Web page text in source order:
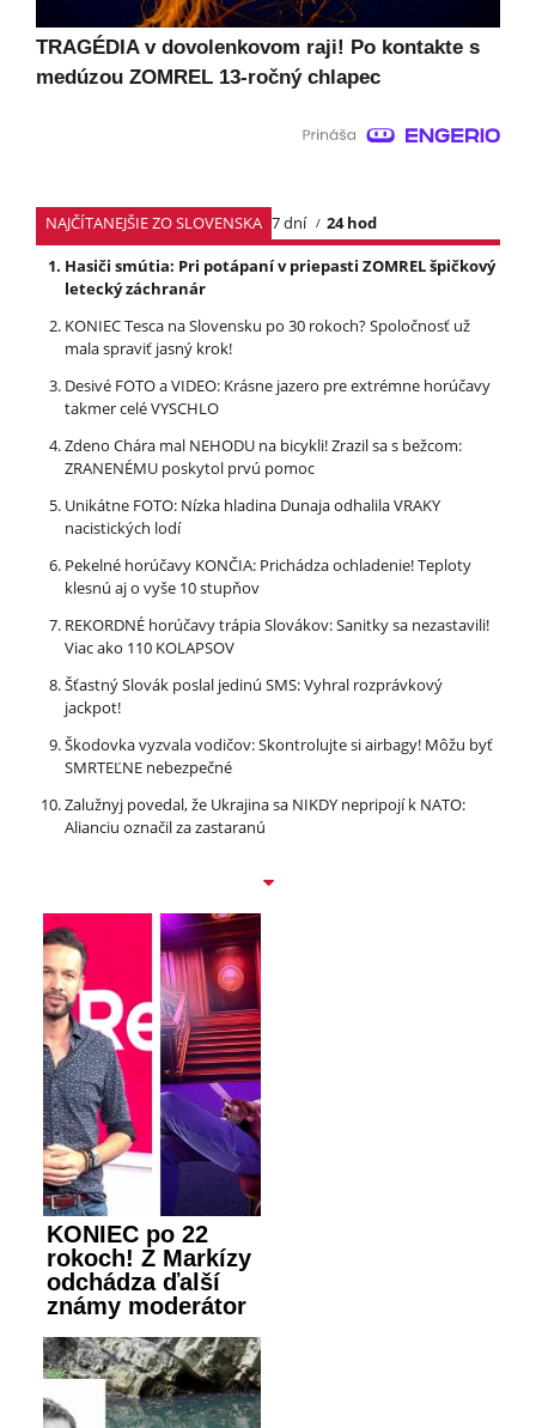
TRAGÉDIA v dovolenkovom raji! Po kontakte s
medúzou ZOMREL 13-ročný chlapec
NAJČÍTANEJŠIE ZO SLOVENSKA 7 dní
24 hod
Hasiči smútia: Pri potápaní v priepasti ZOMREL špičkový
letecký záchranár
KONIEC Tesca na Slovensku po 30 rokoch? Spoločnosť už
mala spraviť jasný krok!
Desivé FOTO a VIDEO: Krásne jazero pre extrémne horúčavy
takmer celé VYSCHLO
Zdeno Chára mal NEHODU na bicykli! Zrazil sa s bežcom:
ZRANENÉMU poskytol prvú pomoc
Unikátne FOTO: Nízka hladina Dunaja odhalila VRAKY
nacistických lodí
Pekelné horúčavy KONČIA: Prichádza ochladenie! Teploty
klesnú aj o vyše 10 stupňov
REKORDNÉ horúčavy trápia Slovákov: Sanitky sa nezastavili!
Viac ako 110 KOLAPSOV
Šťastný Slovák poslal jedinú SMS: Vyhral rozprávkový
jackpot!
Škodovka vyzvala vodičov: Skontrolujte si airbagy! Môžu byť
SMRTEĽNE nebezpečné
Zalužnyj povedal, že Ukrajina sa NIKDY nepripojí k NATO:
Alianciu označil za zastaranú
KONIEC po 22
rokoch! Z Markízy
odchádza ďalší
známy moderátor